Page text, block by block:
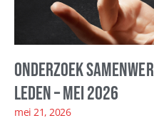
Onderzoek
leden – mei 2026
mei 21, 2026